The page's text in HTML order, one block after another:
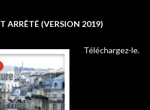
ARRÊTÉ (VERSION 2019)
Téléchargez-le.